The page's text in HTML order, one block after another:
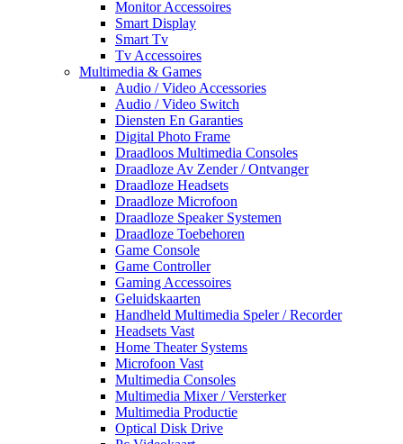
Monitor Accessoires
Smart Display
Smart Tv
Tv Accessoires
Multimedia & Games
Audio / Video Accessories
Audio / Video Switch
Diensten En Garanties
Digital Photo Frame
Draadloos Multimedia Consoles
Draadloze Av Zender / Ontvanger
Draadloze Headsets
Draadloze Microfoon
Draadloze Speaker Systemen
Draadloze Toebehoren
Game Console
Game Controller
Gaming Accessoires
Geluidskaarten
Handheld Multimedia Speler / Recorder
Headsets Vast
Home Theater Systems
Microfoon Vast
Multimedia Consoles
Multimedia Mixer / Versterker
Multimedia Productie
Optical Disk Drive